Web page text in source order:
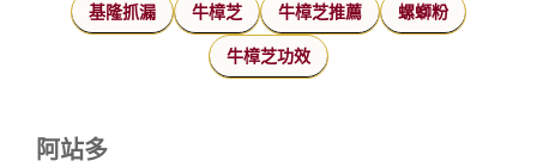
基隆抓漏 牛樟芝 牛樟芝推薦 螺螄粉
牛樟芝功效
阿站多